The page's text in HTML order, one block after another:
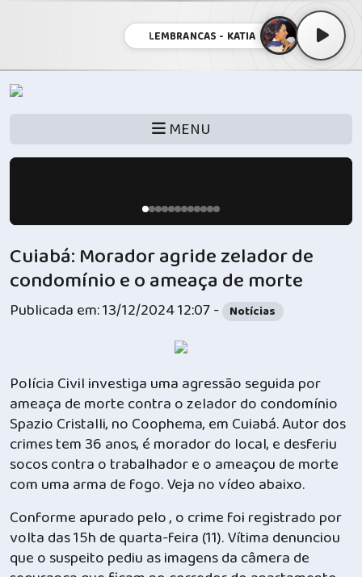
LEMBRANCAS - KATIA
MENU
Cuiabá: Morador agride zelador de
condomínio e o ameaça de morte
Publicada em: 13/12/2024 12:07 - Notícias
Polícia Civil investiga uma agressão seguida por
ameaça de morte contra o zelador do condomínio
Spazio Cristalli, no Coophema, em Cuiabá. Autor dos
crimes tem 36 anos, é morador do local, e desferiu
socos contra o trabalhador e o ameaçou de morte
com uma arma de fogo. Veja no vídeo abaixo.
Conforme apurado pelo , o crime foi registrado por
volta das 15h de quarta-feira (11). Vítima denunciou
que o suspeito pediu as imagens da câmera de